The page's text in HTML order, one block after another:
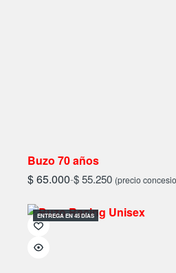
Buzo 70 años
$65.000-$55.250 (precio
ENTREGA EN 45 DÍAS